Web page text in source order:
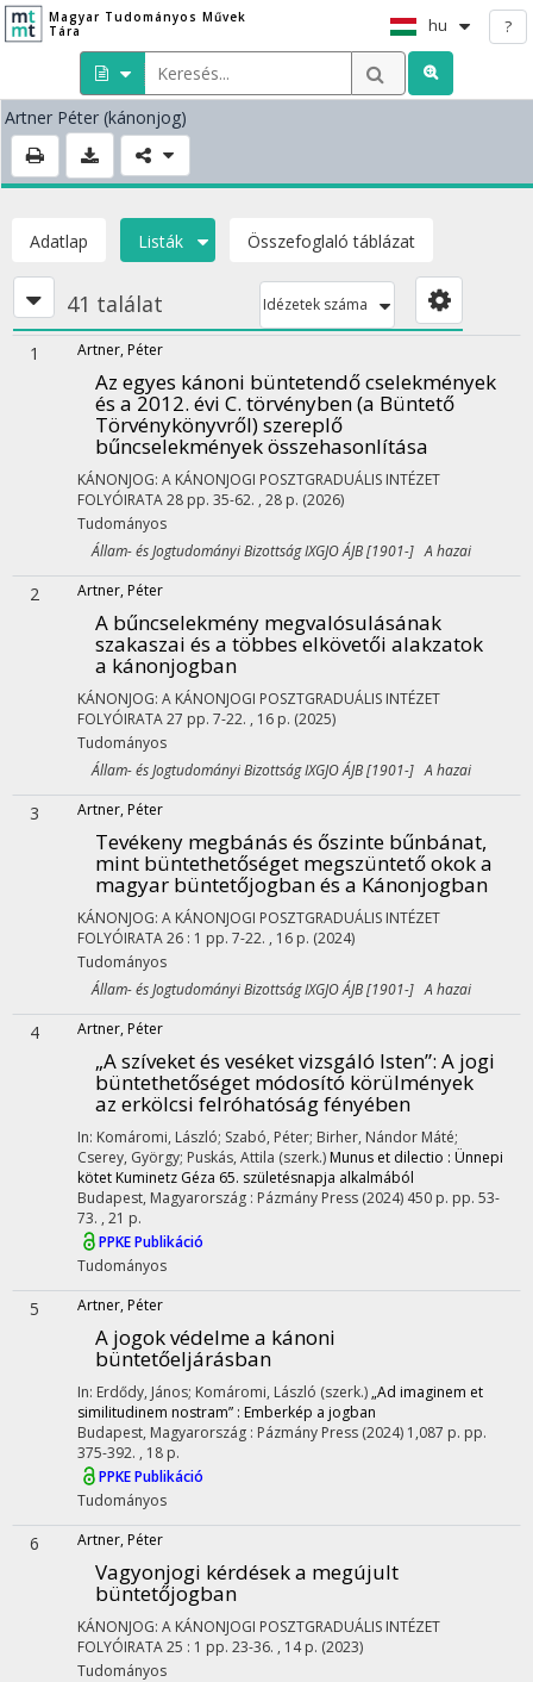
Magyar Tudományos Művek
Tára
hu ?
Artner Péter (kánonjog)
Adatlap Listák Összefoglaló táblázat
41 találat Idézetek száma
1 Artner, Péter
Az egyes kánoni büntetendő cselekmények
és a 2012. évi C. törvényben (a Büntető
Törvénykönyvről) szereplő
bűncselekmények összehasonlítása
KÁNONJOG: A KÁNONJOGI POSZTGRADUÁLIS INTÉZET
FOLYÓIRATA28 pp. 35-62. , 28 p. (2026)
Tudományos
Állam- és Jogtudományi Bizottság IXGJO ÁJB [1901-] A hazai
2 Artner, Péter
A bűncselekmény megvalósulásának
szakaszai és a többes elkövetői alakzatok
a kánonjogban
KÁNONJOG: A KÁNONJOGI POSZTGRADUÁLIS INTÉZET
FOLYÓIRATA27 pp. 7-22. , 16 p. (2025)
Tudományos
Állam- és Jogtudományi Bizottság IXGJO ÁJB [1901-] A hazai
3 Artner, Péter
Tevékeny megbánás és őszinte bűnbánat,
mint büntethetőséget megszüntető okok a
magyar büntetőjogban és a Kánonjogban
KÁNONJOG: A KÁNONJOGI POSZTGRADUÁLIS INTÉZET
FOLYÓIRATA26 : 1 pp. 7-22. , 16 p. (2024)
Tudományos
Állam- és Jogtudományi Bizottság IXGJO ÁJB [1901-] A hazai
4 Artner, Péter
„A szíveket és veséket vizsgáló Isten”: A jogi
büntethetőséget módosító körülmények
az erkölcsi felróhatóság fényében
In: Komáromi, László; Szabó, Péter; Birher, Nándor Máté;
Cserey, György; Puskás, Attila (szerk.) Munus et dilectio : Ünnepi
kötet Kuminetz Géza 65. születésnapja alkalmából
Budapest, Magyarország : Pázmány Press (2024) 450 p. pp. 53-
73. , 21 p.
PPKE Publikáció
Tudományos
5 Artner, Péter
A jogok védelme a kánoni
büntetőeljárásban
In: Erdődy, János; Komáromi, László (szerk.) „Ad imaginem et
similitudinem nostram” : Emberkép a jogban
Budapest, Magyarország : Pázmány Press (2024) 1,087 p. pp.
375-392. , 18 p.
PPKE Publikáció
Tudományos
6 Artner, Péter
Vagyonjogi kérdések a megújult
büntetőjogban
KÁNONJOG: A KÁNONJOGI POSZTGRADUÁLIS INTÉZET
FOLYÓIRATA25 : 1 pp. 23-36. , 14 p. (2023)
Tudományos